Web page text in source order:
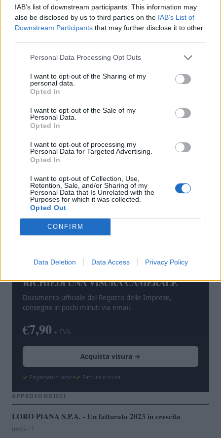
IAB’s list of downstream participants. This information may
also be disclosed by us to third parties on the IAB’s List of
Downstream Participants that may further disclose it to other
Personal Data Processing Opt Outs
I want to opt-out of the Sharing of my
personal data.
Opted In
I want to opt-out of the Sale of my
Personal Data.
Opted In
I want to opt-out of processing my
Personal Data for Targeted Advertising.
Opted In
I want to opt-out of Collection, Use,
Retention, Sale, and/or Sharing of my
Personal Data that Is Unrelated with the
Purposes for which it was collected.
Opted Out
CONFIRM
Data Deletion Data Access Privacy Policy
utilizzano le sue piattaforme digitali e cloud. Numeri
che confermano il peso crescente delle soluzioni
tecnologiche nei processi di gestione delle imprese e dei
professionisti.
un significato che va oltre il singolo programma di
partnership. L'obiettivo è favorire la costruzione di un
ecosistema sempre più connesso
professionisti e fornitori di tecnologia possano
collaborare per sostenere la competitività del sistema
economico italiano e accompagnare la crescita delle
PMI in un mercato in continua evoluzione.
Nel corso dell’evento sono stati infine assegnati i
riconoscimentiBest in Class 2026, dedicati agli studi
che si sono distinti perinnovazione,capacità
consulenzialeecontributo concretoallo sviluppo delle
imprese clienti.
RICHIEDI UNA VISURA CAMERALE
Documento ufficiale dal Registro delle Imprese,
consegna in pochi minuti via email.
€7,90 + IVA
Acquista visura →
Pagamento sicuro Fattura inclusa
APPROFONDISCI
LORO PIANA S.P.A. - Un fatturato 2023 in crescita
news · 1